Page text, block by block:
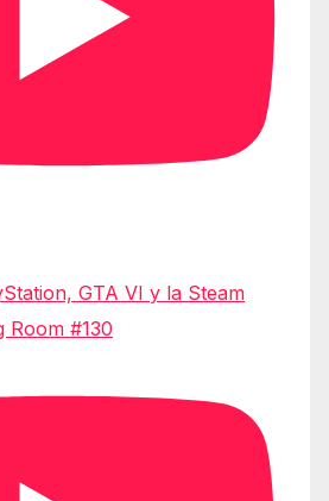
GTA VI y la Steam
Room #130